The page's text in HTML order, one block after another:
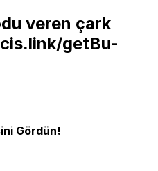
veren çark
getBu-
Gördün!